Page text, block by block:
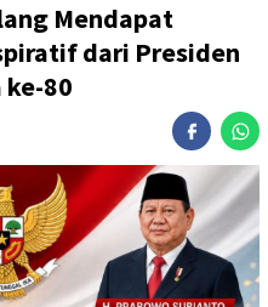
Mendapat
dari Presiden
ke-80